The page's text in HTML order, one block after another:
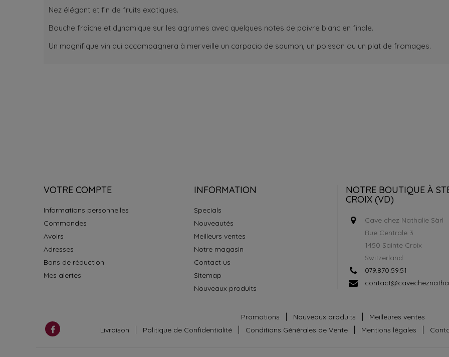
Nez élégant et fin de fruits exotiques.
Bouche fraîche et dynamique sur les agrumes avec quelques notes de poivre blanc en finale.
Un magnifique vin qui accompagnera à merveille un carpacio de saumon, un poisson ou un plat de fromages.
VOTRE COMPTE
Informations personnelles
Commandes
Avoirs
Adresses
Bons de réduction
Mes alertes
INFORMATION
Specials
Nouveautés
Meilleurs ventes
Notre magasin
Contact us
Sitemap
Nouveaux produits
NOTRE BOUTIQUE À
CROIX (VD)
Cave chez Nathalie Sàrl
Rue Centrale 3
1450 Sainte Croix
Switzerland
079.870.59.51
Promotions Nouveaux produits
Meilleures ventes
Livraison
Politique de Confidentialité Conditions Générales de Vente Mentions légales